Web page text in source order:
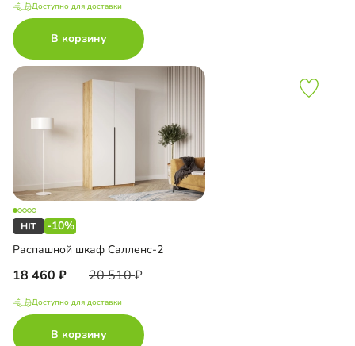
Доступно для доставки
В корзину
-10%
Распашной шкаф Салленс-2
18 460 20 510
Доступно для доставки
В корзину